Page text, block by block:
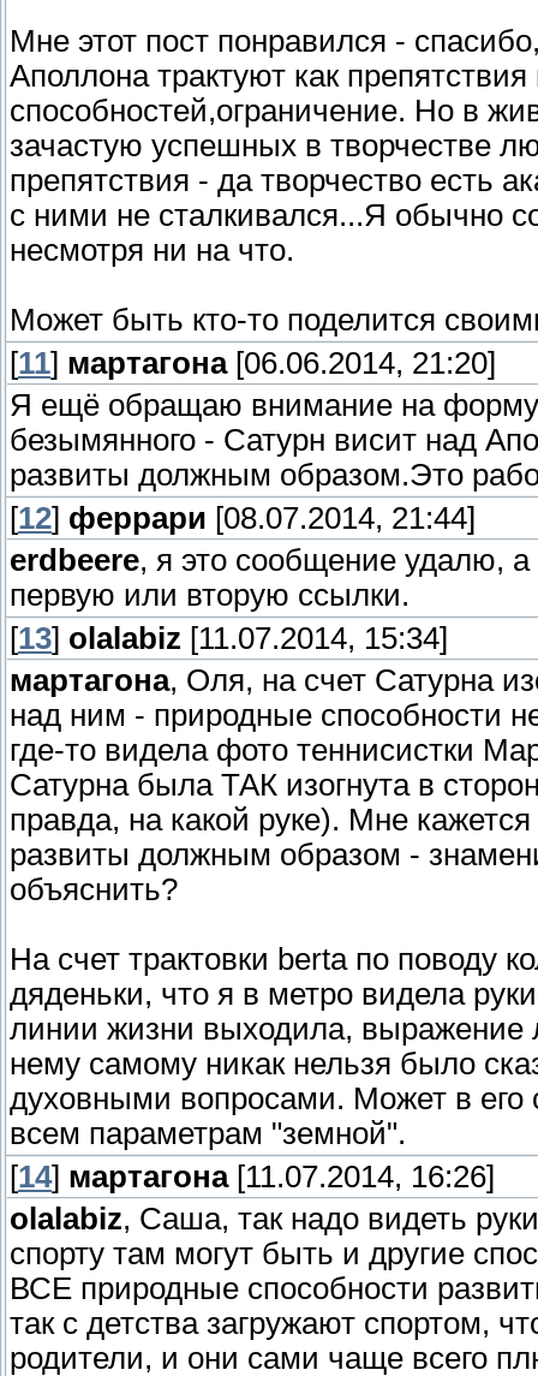
Мне этот пост понравился -
Аполлона трактуют как
способностей,ограничение. Но в
зачастую успешных в творчестве
препятствия - да творчество есть
с ними не сталкивался...Я обычно
несмотря ни на что.
Может быть кто-то поделится
[11] мартагона[06.06.2014, 21:20]
Я ещё обращаю внимание на форму
безымянного - Сатурн висит над
развиты должным образом.Это
[12] феррари [08.07.2014, 21:44]
erdbeere, я это сообщение удалю,
первую или вторую ссылки.
[13] olalabiz [11.07.2014, 15:34]
мартагона, Оля, на счет Сатурна
над ним - природные способности
где-то видела фото теннисистки
Сатурна была ТАК изогнута в
правда, на какой руке). Мне
развиты должным образом -
объяснить?
На счет трактовки berta по поводу
дяденьки, что я в метро видела
линии жизни выходила, выражение
нему самому никак нельзя было
духовными вопросами. Может в его
всем параметрам "земной".
[14] мартагона[11.07.2014, 16:26]
olalabiz, Саша, так надо видеть
спорту там могут быть и другие
ВСЕ природные способности
так с детства загружают спортом,
родители, и они сами чаще всего